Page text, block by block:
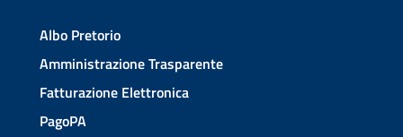
Albo Pretorio
Amministrazione Trasparente
Fatturazione Elettronica
PagoPA